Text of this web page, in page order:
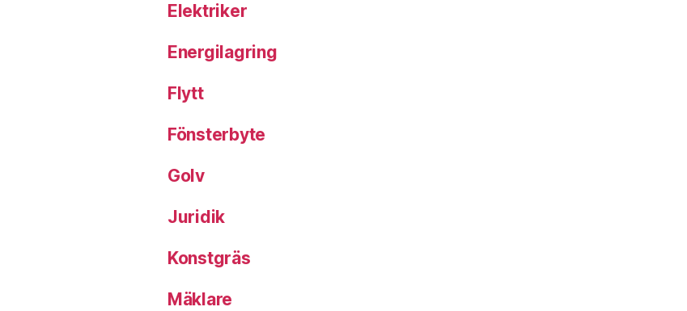
Elektriker
Energilagring
Flytt
Fönsterbyte
Golv
Juridik
Konstgräs
Mäklare